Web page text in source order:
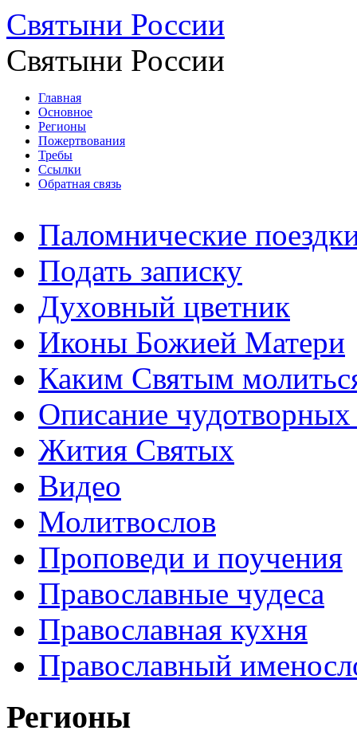
Святыни России
Святыни России
Главная
Основное
Регионы
Пожертвования
Требы
Ссылки
Обратная связь
Паломнические
Подать записку
Духовный цветник
Иконы Божией Матери
Каким Святым
Описание
Жития Святых
Видео
Молитвослов
Проповеди и поучения
Православные чудеса
Православная кухня
Православный
Регионы